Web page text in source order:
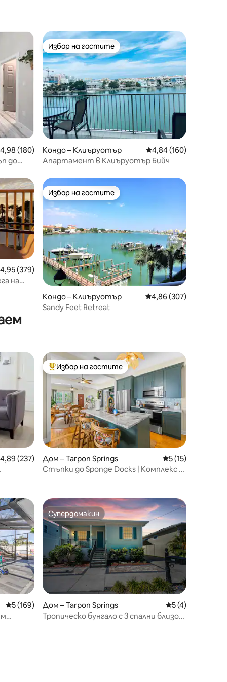
оценка: 4,98 от 5, 180 отзива
4,98 (180)
до
Избор на гостите
Избор на гостите
Кондо – Клиъруотър Средна оценка: 4,84
4,84 (160)
Апартамент в Клиъруотър Бийч
оценка: 4,95 от 5, 379 отзива
4,95 (379)
на
Избор на гостите
Избор на гостите
Кондо – Клиъруотър Средна оценка: 4,86
4,86 (307)
Sandy Feet Retreat
оценка: 4,89 от 5, 237 отзива
4,89 (237)
Най-популярен избор на гостите
Избор на гостите
Дом – Tarpon Springs Средна оценка:
5 (15)
Стъпки до Sponge Docks | Комплекс +
Средна оценка: 5 от 5, 169 отзива
5 (169)
Супердомакин
Супердомакин
Дом – Tarpon Springs Средна оценка:
5 (4)
Тропическо бунгало с 3 спални близо